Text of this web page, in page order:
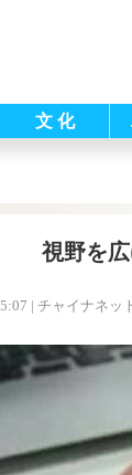
文 化
視野を
| チャイナネッ